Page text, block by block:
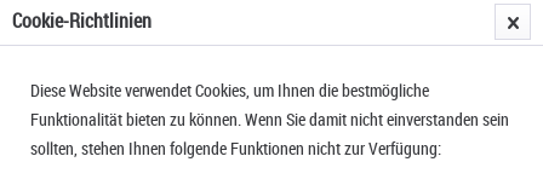
Mizuno Wave Rider 29
Cookie-Richtlinien
Diese Website verwendet Cookies, um Ihnen die bestmögliche
Funktionalität bieten zu können. Wenn Sie damit nicht einverstanden sein
sollten, stehen Ihnen folgende Funktionen nicht zur Verfügung: